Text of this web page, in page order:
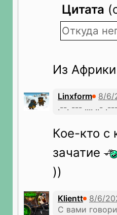
Цитата
Откуда
Из Африки
Linxform
.--. --- .... ..-
Кое-кто с
зачатие
))
Klientt
С вами